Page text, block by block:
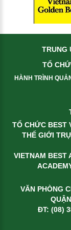
TRUNG
TỔ
HÀNH TRÌNH
TỔ CHỨC BEST
THẾ GIỚI
VIETNAM BEST
VĂN PHÒNG
ĐT: (08)